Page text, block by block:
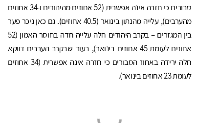
סבורים כי חזרה אינה אפשרית (52 אחוזים מהיהודים ו-34 אחוזים
מהערבים), עלייה מהנתון בינואר (40.5 אחוזים). גם כאן ניכר פער
בין המגזרים – בקרב היהודים חלה עלייה חדה בחוסר האמון (52
אחוזים לעומת 45 אחוזים בינואר), בעוד שבקרב הערבים דווקא
חלה ירידה באחוז הסבורים כי חזרה אינה אפשרית (34 אחוזים
לעומת 23 אחוזים בינואר).